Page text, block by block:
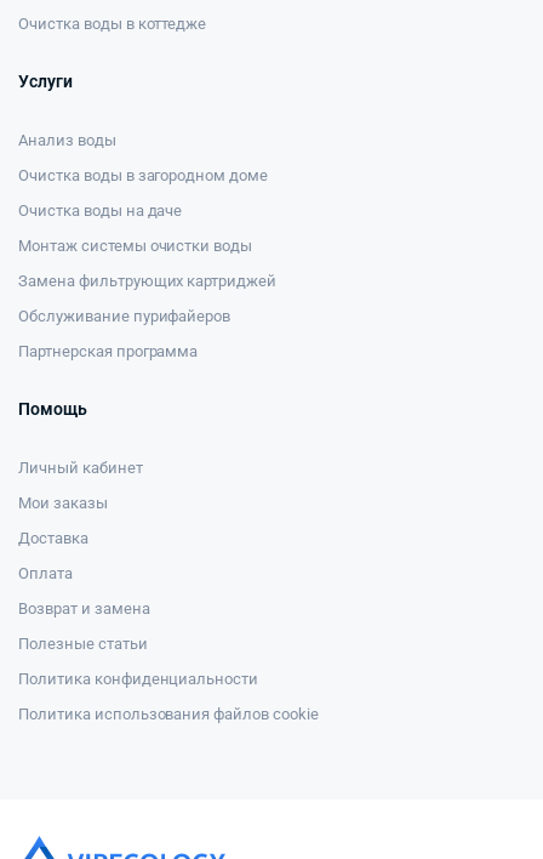
Очистка воды в коттедже
Услуги
Анализ воды
Очистка воды в загородном доме
Очистка воды на даче
Монтаж системы очистки воды
Замена фильтрующих картриджей
Обслуживание пурифайеров
Партнерская программа
Помощь
Личный кабинет
Мои заказы
Доставка
Оплата
Возврат и замена
Полезные статьи
Политика конфиденциальности
Политика использования файлов cookie